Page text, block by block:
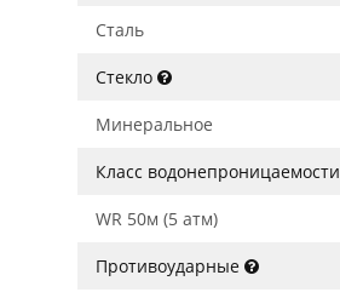
Сталь
Стекло
Минеральное
Класс водонепроницаемости
WR 50м (5 атм)
Противоударные